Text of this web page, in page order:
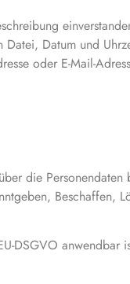
Datum und
oder E-Mail-
die
Beschaffen,
DSGVO anwendbar